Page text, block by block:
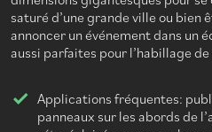
saturé d’une grande ville ou
annoncer un événement dans un
aussi parfaites pour l’habillage de
Applications fréquentes:
panneaux sur les abords de